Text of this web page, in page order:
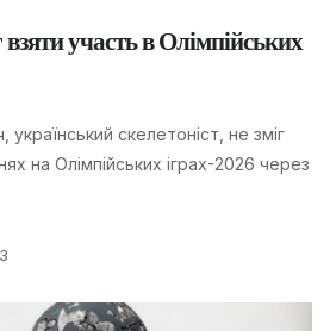
взяти участь в Олімпійських
скелетоніст, не зміг
на Олімпійських іграх-2026 через